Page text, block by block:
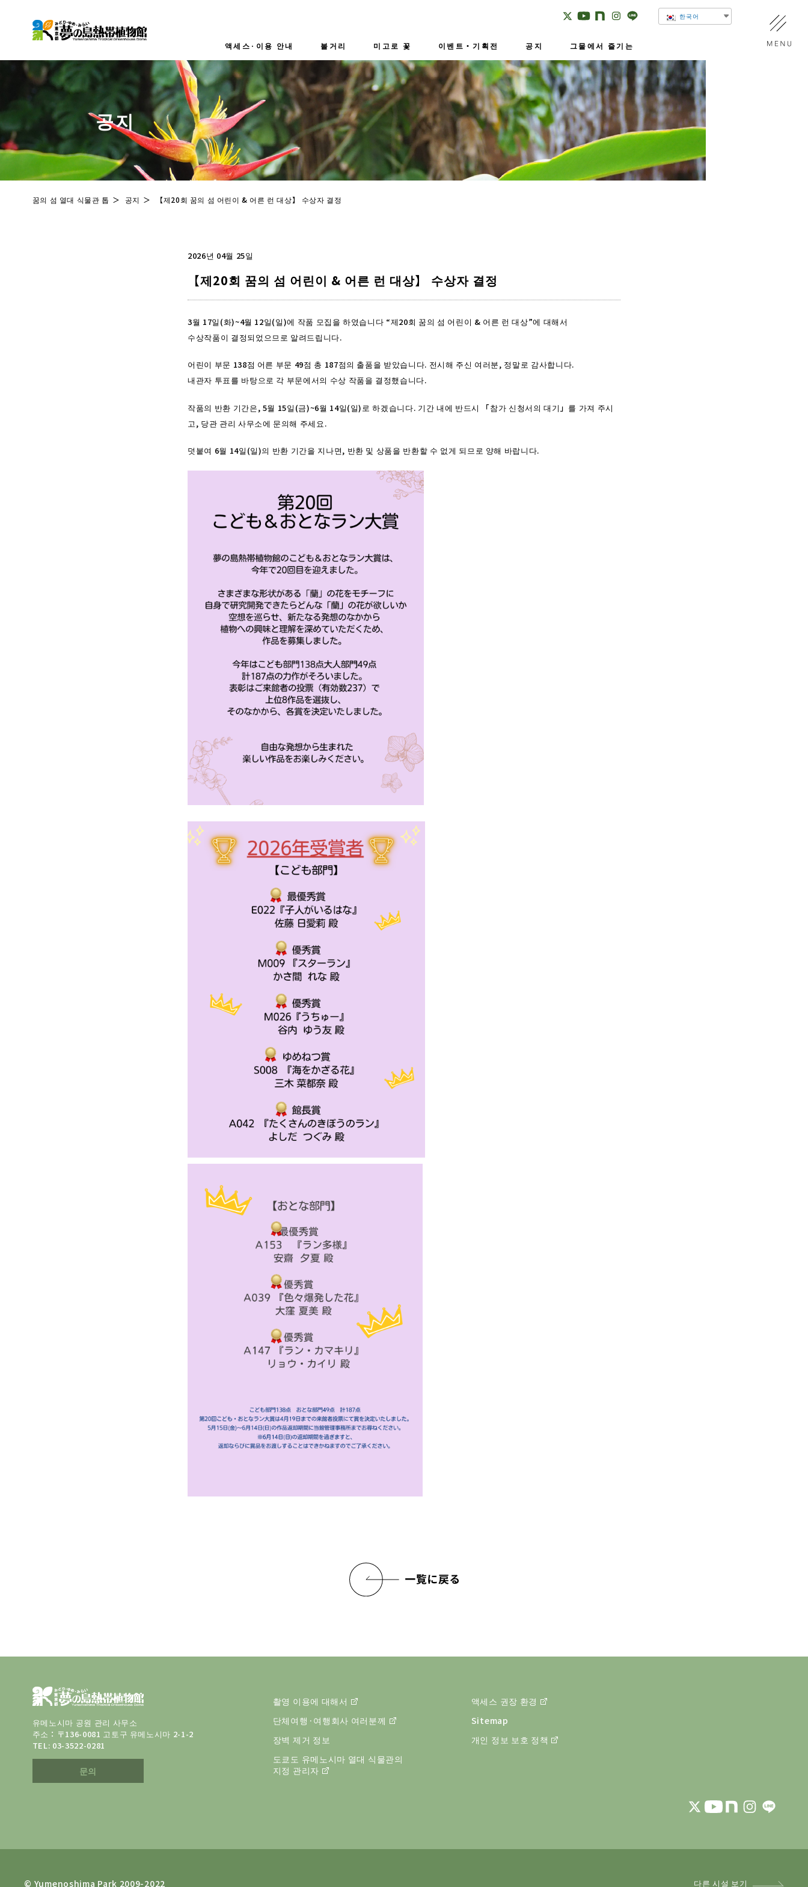
한국어
액세스·이용 안내
액세스
수수료
영업시간
관내지도
장애인
볼거리
관내의 모습
카페 숍
미고로 꽃
현재 만경의 꽃
연간 캘린더
직원 추천
이벤트・기획전
- 이벤트
- 기획전
공지 그물에서 즐기는
유메넷 채널
SNS
가상 식물관
이 미토코와 하하의 방
공지
꿈의 섬 열대 식물관 톱 공지 【제20회 꿈의 섬 어린이 & 어른 런 대상】 수상자 결정
2026년 04월 25일
【제20회 꿈의 섬 어린이 & 어른 런 대상】 수상자 결정
3월 17일(화)~4월 12일(일)에 작품 모집을 하였습니다 “제20회 꿈의 섬 어린이 & 어른 런 대상”에 대해서
수상작품이 결정되었으므로 알려드립니다.
어린이 부문 138점 어른 부문 49점 총 187점의 출품을 받았습니다. 전시해 주신 여러분, 정말로 감사합니다.
내관자 투표를 바탕으로 각 부문에서의 수상 작품을 결정했습니다.
작품의 반환 기간은, 5월 15일(금)~6월 14일(일)로 하겠습니다. 기간 내에 반드시 「참가 신청서의 대기」를 가져 주시
고, 당관 관리 사무소에 문의해 주세요.
덧붙여 6월 14일(일)의 반환 기간을 지나면, 반환 및 상품을 반환할 수 없게 되므로 양해 바랍니다.
문의
유메노시마 공원 관리 사무소
주소：〒136-0081 고토구 유메노시마 2-1-2
TEL: 03-3522-0281
촬영 이용에 대해서
액세스 권장 환경
단체여행·여행회사 여러분께
Sitemap
장벽 제거 정보
개인 정보 보호 정책
도쿄도 유메노시마 열대 식물관의
지정 관리자
다른 시설 보기
© Yumenoshima Park 2009-2022